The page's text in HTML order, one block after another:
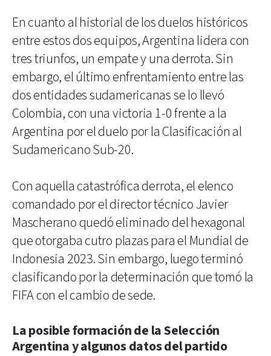
En cuanto al historial de los duelos históricos
entre estos dos equipos, Argentina lidera con
tres triunfos, un empate y una derrota. Sin
embargo, el último enfrentamiento entre las
dos entidades sudamericanas se lo llevó
Colombia, con una victoria 1-0 frente a la
Argentina por el duelo por la Clasificación al
Sudamericano Sub-20.
Con aquella catastrófica derrota, el elenco
comandado por el director técnico Javier
Mascherano quedó eliminado del hexagonal
que otorgaba cutro plazas para el Mundial de
Indonesia 2023. Sin embargo, luego terminó
clasificando por la determinación que tomó la
FIFA con el cambio de sede.
La posible formación de la Selección
Argentina y algunos datos del partido